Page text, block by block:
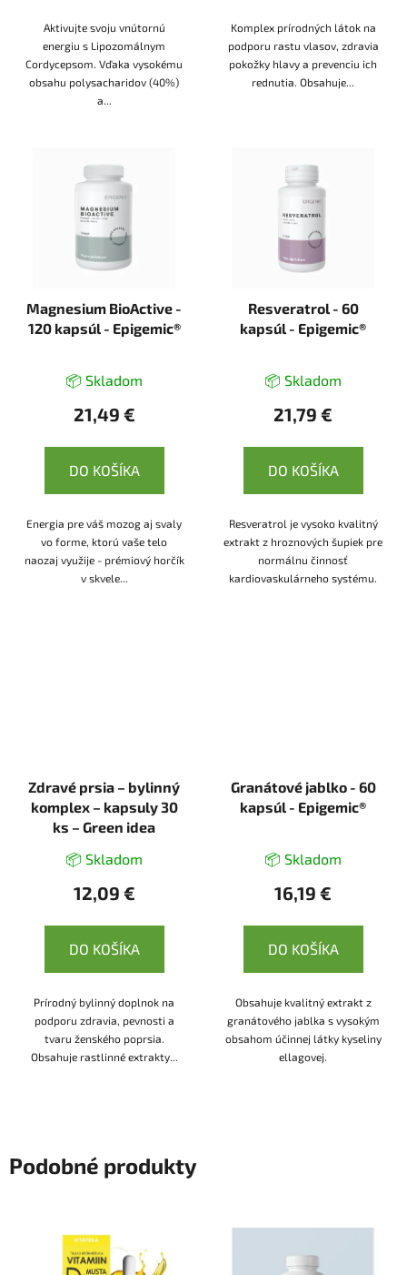
Aktivujte svoju vnútornú
energiu s Lipozomálnym
Cordycepsom. Vďaka vysokému
obsahu polysacharidov (40%)
a...
Komplex prírodných látok na
podporu rastu vlasov, zdravia
pokožky hlavy a prevenciu ich
rednutia. Obsahuje...
Magnesium BioActive -
120 kapsúl - Epigemic®
📦 Skladom
21,49 €
DO KOŠÍKA
Energia pre váš mozog aj svaly
vo forme, ktorú vaše telo
naozaj využije - prémiový horčík
v skvele...
Resveratrol - 60
kapsúl - Epigemic®
📦 Skladom
21,79 €
DO KOŠÍKA
Resveratrol je vysoko kvalitný
extrakt z hroznových šupiek pre
normálnu činnosť
kardiovaskulárneho systému.
Zdravé prsia – bylinný
komplex – kapsuly 30
ks – Green idea
📦 Skladom
12,09 €
DO KOŠÍKA
Prírodný bylinný doplnok na
podporu zdravia, pevnosti a
tvaru ženského poprsia.
Obsahuje rastlinné extrakty...
Granátové jablko - 60
kapsúl - Epigemic®
📦 Skladom
16,19 €
DO KOŠÍKA
Obsahuje kvalitný extrakt z
granátového jablka s vysokým
obsahom účinnej látky kyseliny
ellagovej.
Podobné produkty